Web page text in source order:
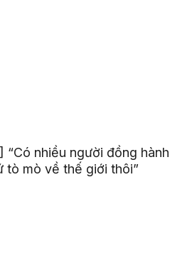
“Có nhiều người đồng hành
tò mò về thế giới thôi”